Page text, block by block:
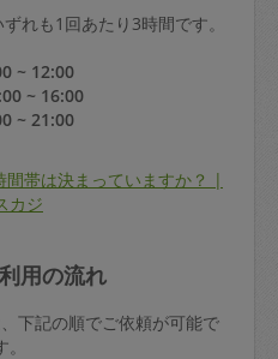
れも1回あたり3時間です。
~ 12:00
~ 16:00
~ 21:00
間帯は決まっていますか？ |
カジ
用の流れ
下記の順でご依頼が可能で
。